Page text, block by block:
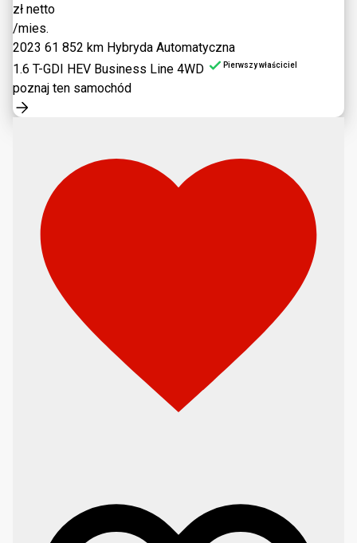
zł netto
/mies.
2023 61 852 km Hybryda Automatyczna
1.6 T-GDI HEV Business Line 4WD
Pierwszy właściciel
poznaj ten samochód